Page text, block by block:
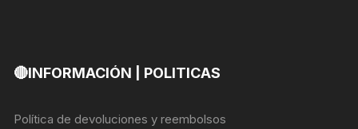
🔴INFORMACIÓN | POLITICAS
Política de devoluciones y reembolsos